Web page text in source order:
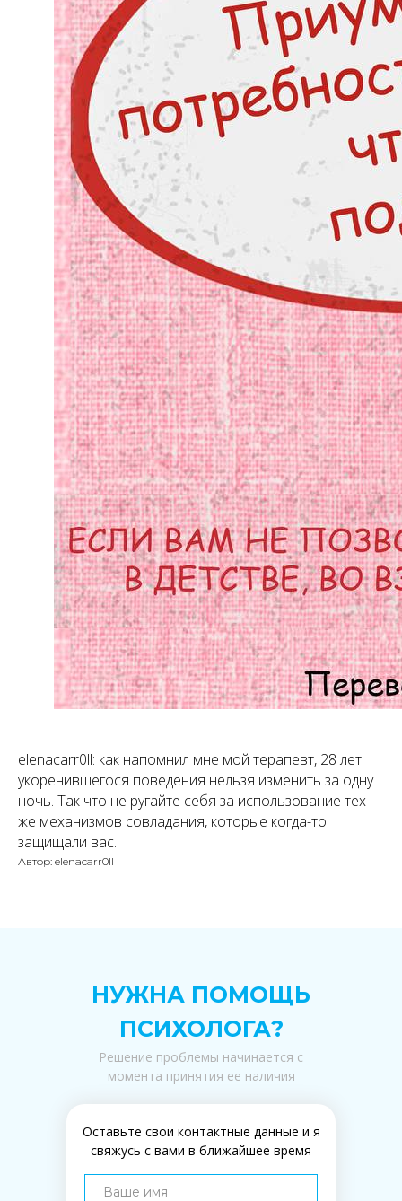
elenacarr0ll: как напомнил мне мой терапевт, 28 лет
укоренившегося поведения нельзя изменить за одну
ночь. Так что не ругайте себя за использование тех
же механизмов совладания, которые когда-то
защищали вас.
Автор: elenacarr0ll
Решение проблемы начинается с
момента принятия ее наличия
Оставьте свои контактные данные и я
свяжусь с вами в ближайшее время
НУЖНА ПОМОЩЬ
ПСИХОЛОГА?